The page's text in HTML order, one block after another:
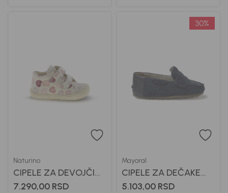
Naturino
CIPELE ZA DEVOJČICE
NATURINO
7.290,00 RSD
30%
Mayoral
CIPELE ZA DEČAKE
MAYORAL
5.103,00 RSD